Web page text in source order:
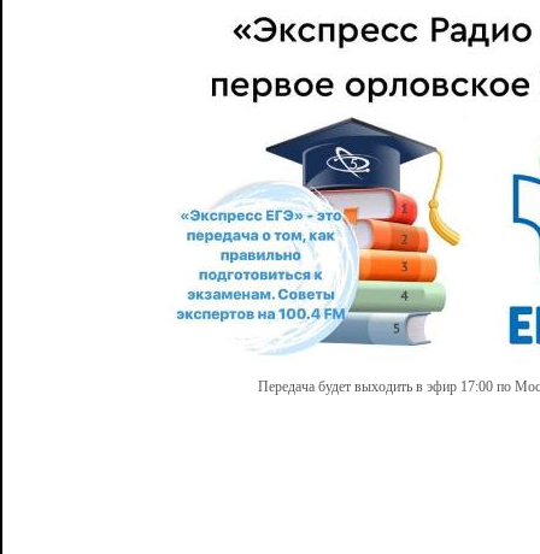
Передача будет выходить в эфир 17:00 по